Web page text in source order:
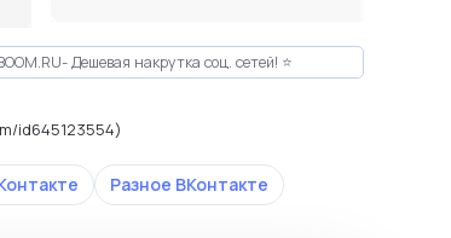
Дешевая накрутка соц. сетей! ⭐️
id645123554)
Разное ВКонтакте